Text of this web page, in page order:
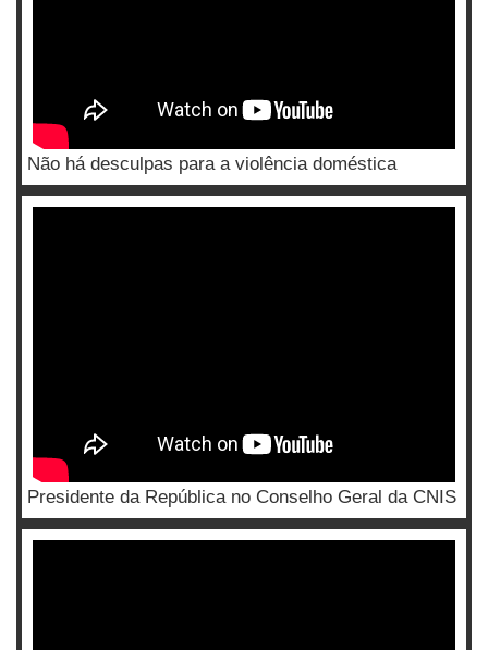
Não há desculpas para a violência doméstica
Presidente da República no Conselho Geral da CNIS